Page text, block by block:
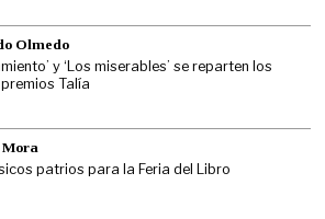
Olmedo
y ‘Los miserables’ se reparten los
Talía
patrios para la Feria del Libro